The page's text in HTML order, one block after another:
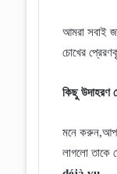
আমরা সবাই
চোখের
কিছু উদাহরণ
মনে
লাগলো তাকে